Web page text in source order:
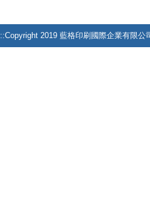
::Copyright 2019 藍格印刷國際企業有限